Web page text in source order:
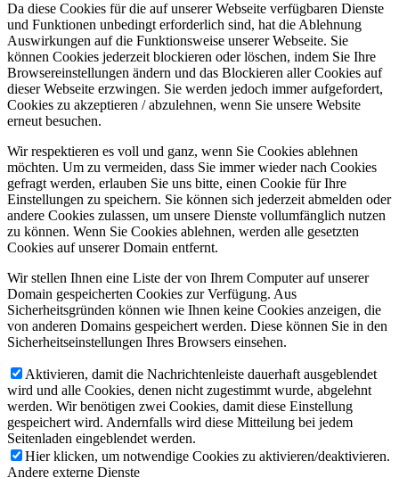
Da diese Cookies für die auf unserer Webseite verfügbaren Dienste
und Funktionen unbedingt erforderlich sind, hat die Ablehnung
Auswirkungen auf die Funktionsweise unserer Webseite. Sie
können Cookies jederzeit blockieren oder löschen, indem Sie Ihre
Browsereinstellungen ändern und das Blockieren aller Cookies auf
dieser Webseite erzwingen. Sie werden jedoch immer aufgefordert,
Cookies zu akzeptieren / abzulehnen, wenn Sie unsere Website
erneut besuchen.
Wir respektieren es voll und ganz, wenn Sie Cookies ablehnen
möchten. Um zu vermeiden, dass Sie immer wieder nach Cookies
gefragt werden, erlauben Sie uns bitte, einen Cookie für Ihre
Einstellungen zu speichern. Sie können sich jederzeit abmelden oder
andere Cookies zulassen, um unsere Dienste vollumfänglich nutzen
zu können. Wenn Sie Cookies ablehnen, werden alle gesetzten
Cookies auf unserer Domain entfernt.
Wir stellen Ihnen eine Liste der von Ihrem Computer auf unserer
Domain gespeicherten Cookies zur Verfügung. Aus
Sicherheitsgründen können wie Ihnen keine Cookies anzeigen, die
von anderen Domains gespeichert werden. Diese können Sie in den
Sicherheitseinstellungen Ihres Browsers einsehen.
Aktivieren, damit die Nachrichtenleiste dauerhaft ausgeblendet
wird und alle Cookies, denen nicht zugestimmt wurde, abgelehnt
werden. Wir benötigen zwei Cookies, damit diese Einstellung
gespeichert wird. Andernfalls wird diese Mitteilung bei jedem
Seitenladen eingeblendet werden.
Hier klicken, um notwendige Cookies zu aktivieren/deaktivieren.
Andere externe Dienste